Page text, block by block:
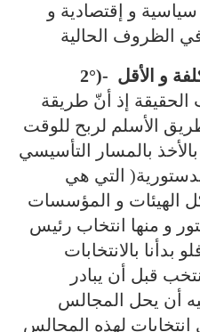
و إقتصادية و
2°)- الطريق الأقصر و الأقل تكلفة و الأقل
الحقيقة إذ أنّ طريقة
الأسلم لربح للوقت
بالمسار التأسيسي
التي هي
الهيئات و المؤسسات
و منها انتخاب رئيس
بدأنا بالانتخابات
قبل أن يبادر
أن يحل المجالس
انتخابات لهذه المجالس